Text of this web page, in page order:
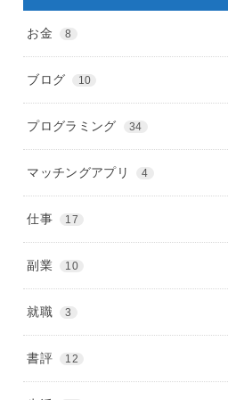
お金 8
ブログ 10
プログラミング 34
マッチングアプリ 4
仕事 17
副業 10
就職 3
書評 12